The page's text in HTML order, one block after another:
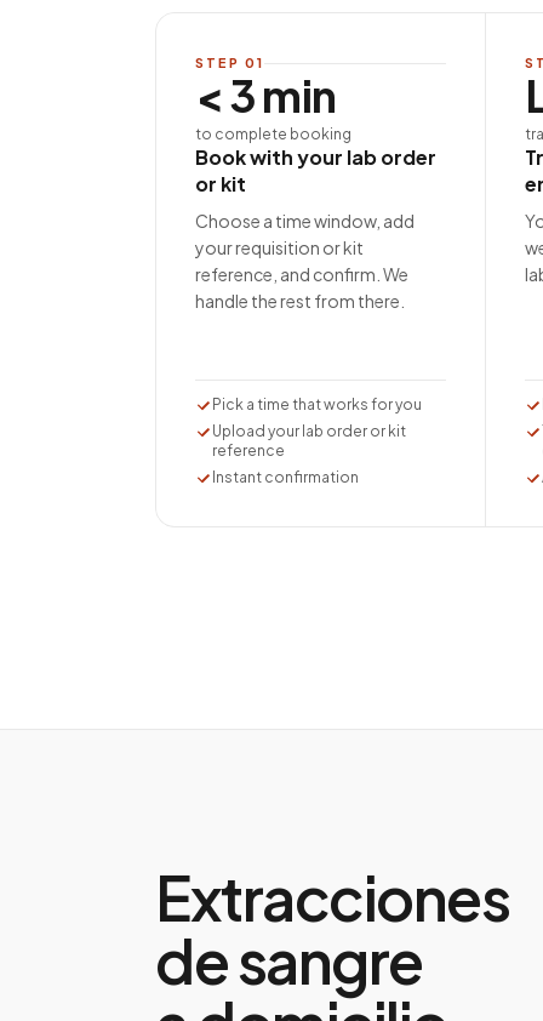
STEP 01
< 3 min
to complete booking
Book with your lab order
or kit
Choose a time window, add
your requisition or kit
reference, and confirm. We
handle the rest from there.
Pick a time that works for you
Upload your lab order or kit
reference
Instant confirmation
Extracciones
de sangre